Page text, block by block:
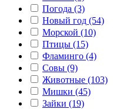
Погода (3)
Новый год (54)
Морской (10)
Птицы (15)
Фламинго (4)
Совы (9)
Животные (103)
Мишки (45)
Зайки (19)